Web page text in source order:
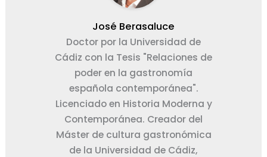
José Berasaluce
Doctor por la Universidad de
Cádiz con la Tesis "Relaciones de
poder en la gastronomía
española contemporánea".
Licenciado en Historia Moderna y
Contemporánea. Creador del
Máster de cultura gastronómica
de la Universidad de Cádiz,